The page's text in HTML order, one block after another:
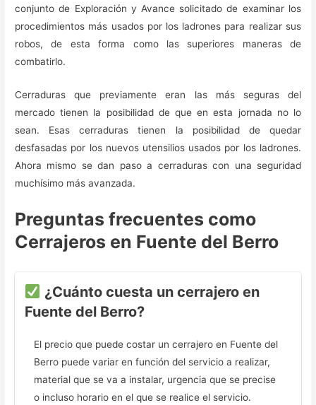
conjunto de Exploración y Avance solicitado de examinar los
procedimientos más usados por los ladrones para realizar sus
robos, de esta forma como las superiores maneras de
combatirlo.
Cerraduras que previamente eran las más seguras del
mercado tienen la posibilidad de que en esta jornada no lo
sean. Esas cerraduras tienen la posibilidad de quedar
desfasadas por los nuevos utensilios usados por los ladrones.
Ahora mismo se dan paso a cerraduras con una seguridad
muchísimo más avanzada.
Preguntas frecuentes como
Cerrajeros en Fuente del Berro
¿Cuánto cuesta un cerrajero en
Fuente del Berro?
El precio que puede costar un cerrajero en Fuente del
Berro puede variar en función del servicio a realizar,
material que se va a instalar, urgencia que se precise
o incluso horario en el que se realice el servicio.